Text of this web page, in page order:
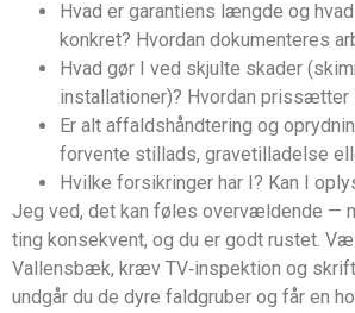
Hvad er garantiens længde og
konkret? Hvordan dokumenteres
Hvad gør I ved skjulte skader
installationer)? Hvordan prissætter
Er alt affaldshåndtering og
forvente stillads, gravetilladelse
Hvilke forsikringer har I? Kan I
Jeg ved, det kan føles overvældende —
ting konsekvent, og du er godt rustet.
Vallensbæk, kræv TV‑inspektion og
undgår du de dyre faldgruber og får en